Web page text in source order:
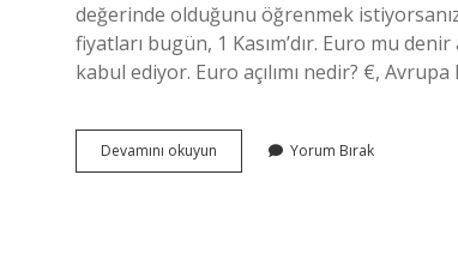
değerinde olduğunu öğrenmek istiyorsanız,
fiyatları bugün, 1 Kasım’dır. Euro mu
kabul ediyor. Euro açılımı nedir? €,
Devamını okuyun
Avro
Yorum Bırak